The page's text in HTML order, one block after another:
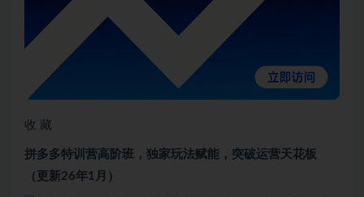
收 藏
拼多多特训营高阶班，独家玩法赋能，突破运营天花板
（更新26年1月）